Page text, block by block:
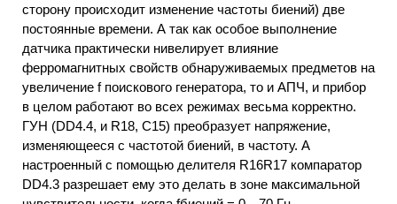
сторону происходит изменение частоты биений) две
постоянные времени. А так как особое выполнение
датчика практически нивелирует влияние
ферромагнитных свойств обнаруживаемых предметов на
увеличение f поискового генератора, то и АПЧ, и прибор
в целом работают во всех режимах весьма корректно.
ГУН (DD4.4, и R18, С15) преобразует напряжение,
изменяющееся с частотой биений, в частоту. А
настроенный с помощью делителя R16R17 компаратор
DD4.3 разрешает ему это делать в зоне максимальной